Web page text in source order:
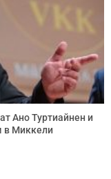
Ано Туртиайнен и
в Миккели